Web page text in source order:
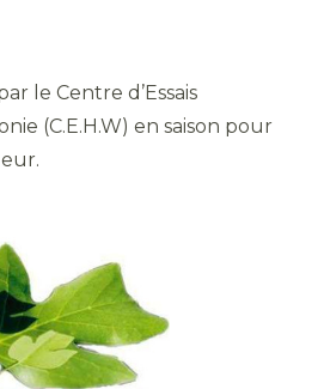
le Centre d’Essais
(C.E.H.W) en saison pour